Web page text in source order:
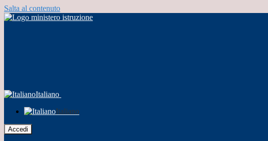
Salta al contenuto
Italiano
Italiano
Accedi